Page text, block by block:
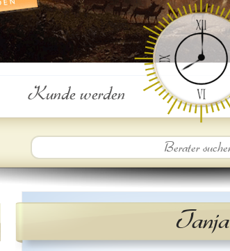
Kunde werden
Tanja